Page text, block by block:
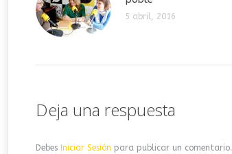
5 abril, 2016
Deja una respuesta
Debes Iniciar Sesión para publicar un comentario.